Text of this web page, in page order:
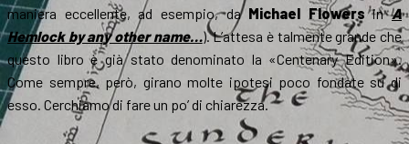
maniera eccellente, ad esempio, da Michael Flowers inA
Hemlock by any other name…). L’attesa è talmente grande che
questo libro è già stato denominato la «Centenary Edition».
Come sempre, però, girano molte ipotesi poco fondate su di
esso. Cerchiamo di fare un po’ di chiarezza.